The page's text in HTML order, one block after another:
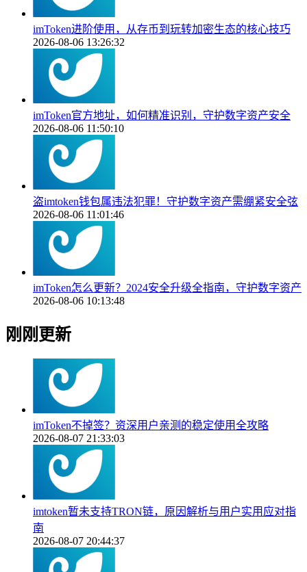
imToken进阶使用，从存币到玩转加密生态的核心技巧
2026-08-06 13:26:32
imToken官方地址，如何精准识别，守护数字资产安全
2026-08-06 11:50:10
盗imtoken钱包属违法犯罪！守护数字资产需绷紧安全弦
2026-08-06 11:01:46
imToken怎么更新？2024安全升级全指南，守护数字资产
2026-08-06 10:13:48
刚刚更新
imToken不掉签？资深用户亲测的稳定使用全攻略
2026-08-07 21:33:03
imtoken暂未支持TRON链，原因解析与用户实用应对指
南
2026-08-07 20:44:37